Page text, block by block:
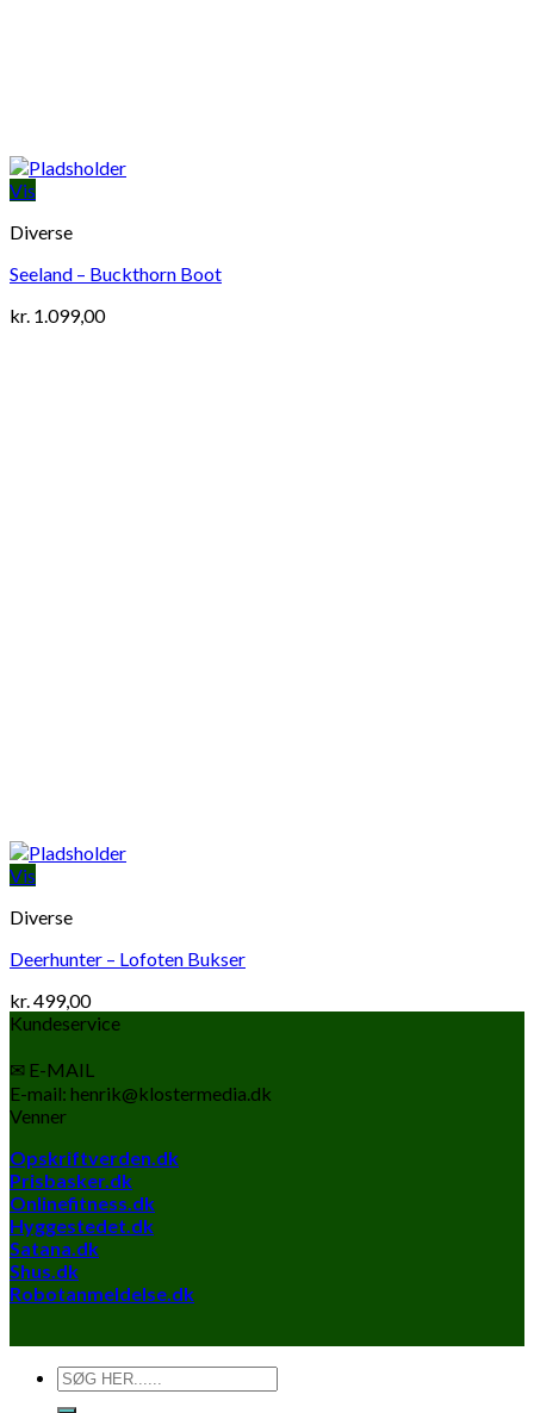
Vis
Diverse
Seeland – Buckthorn Boot
kr. 1.099,00
Vis
Diverse
Deerhunter – Lofoten Bukser
kr.499,00
Kundeservice
✉ E-MAIL
E-mail: henrik@klostermedia.dk
Venner
Opskriftverden.dk
Prisbasker.dk
Onlinefitness.dk
Hyggestedet.dk
Satana.dk
Shus.dk
Robotanmeldelse.dk
Søg
efter: